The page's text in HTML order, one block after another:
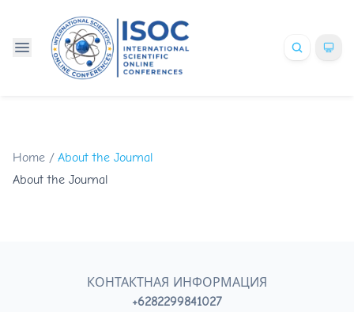
Home / About the Journal
About the Journal
КОНТАКТНАЯ ИНФОРМАЦИЯ
+6282299841027